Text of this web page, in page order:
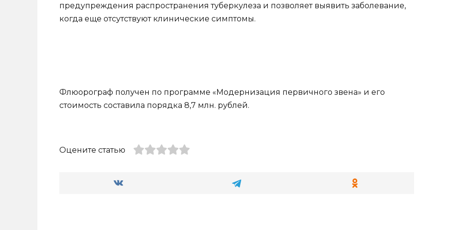
предупреждения распространения туберкулеза и позволяет выявить заболевание,
когда еще отсутствуют клинические симптомы.
Флюорограф получен по программе «Модернизация первичного звена» и его
стоимость составила порядка 8,7 млн. рублей.
Оцените статью